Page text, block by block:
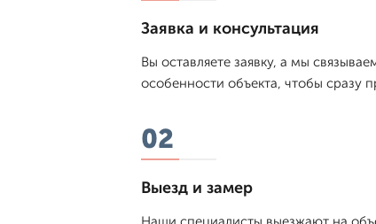
Заявка и консультация
Вы оставляете заявку, а мы
особенности объекта, чтобы сразу
02
Выезд и замер